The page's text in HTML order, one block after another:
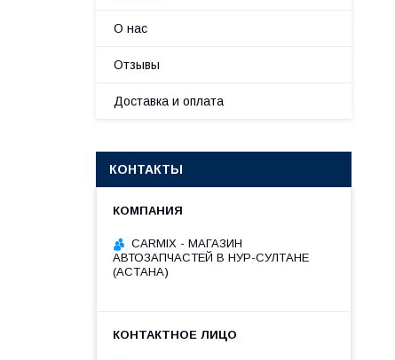
О нас
Отзывы
Доставка и оплата
КОНТАКТЫ
СARMIX - МАГАЗИН
АВТОЗАПЧАСТЕЙ В НУР-СУЛТАНЕ
(АСТАНА)